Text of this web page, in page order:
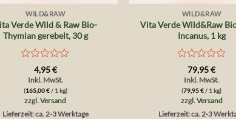
WILD&RAW
Verde Wild & Raw Bio-
Thymian gerebelt, 30 g
Bewertet
mit
0
von
5
4,95€
Inkl. MwSt.
(165,00€/ 1 kg)
zzgl.Versand
Lieferzeit: ca. 2-3 Werktage
WILD&RAW
Vita Verde Wild&Raw
Incanus, 1 kg
Bewertet
mit
von
5
79,95€
Inkl. MwSt.
(79,95€/ 1 kg)
zzgl. Versand
Lieferzeit: ca. 2-3